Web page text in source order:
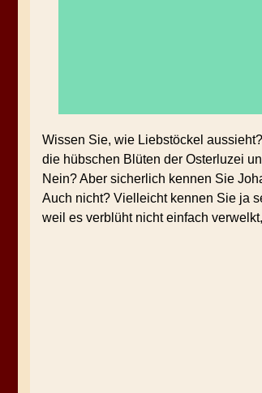
Wissen Sie, wie Liebstöckel
die hübschen Blüten der Osterluzei
Nein? Aber sicherlich kennen Sie
Auch nicht? Vielleicht kennen Sie ja
weil es verblüht nicht einfach